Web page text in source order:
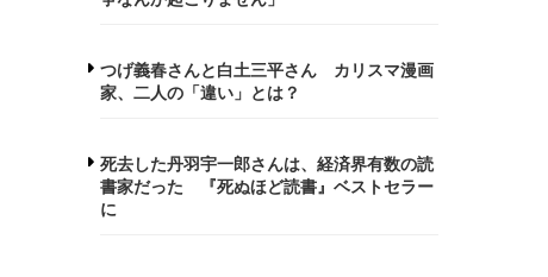
つげ義春さんと白土三平さん カリスマ漫画
家、二人の「違い」とは？
死去した丹羽宇一郎さんは、経済界有数の読
書家だった 『死ぬほど読書』ベストセラー
に